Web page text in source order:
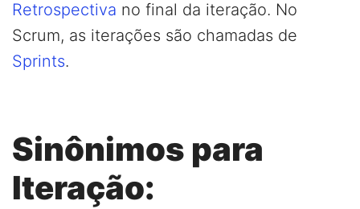
Retrospectiva no final da iteração. No
Scrum, as iterações são chamadas de
Sprints.
Sinônimos para
Iteração: